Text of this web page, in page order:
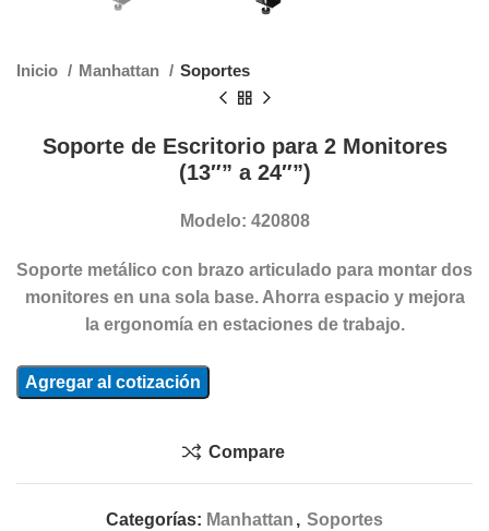
Inicio Manhattan Soportes
Soporte de Escritorio para 2 Monitores
(13″” a 24″”)
Modelo: 420808
Soporte metálico con brazo articulado para montar dos
monitores en una sola base. Ahorra espacio y mejora
la ergonomía en estaciones de trabajo.
Agregar al cotización
Compare
Categorías: Manhattan , Soportes